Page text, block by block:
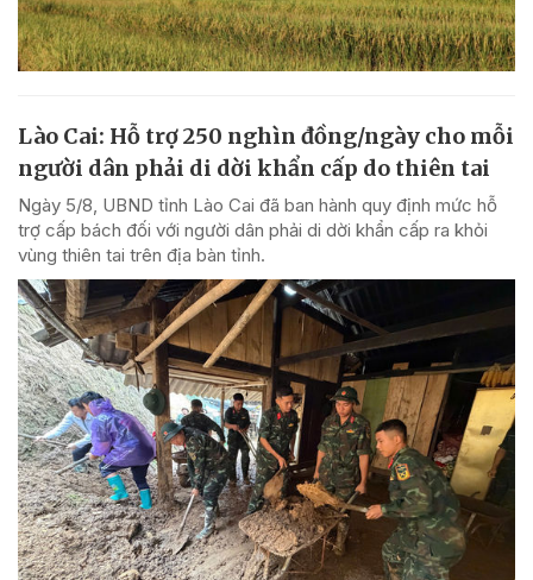
Lào Cai: Hỗ trợ 250 nghìn đồng/ngày cho mỗi
người dân phải di dời khẩn cấp do thiên tai
Ngày 5/8, UBND tỉnh Lào Cai đã ban hành quy định mức hỗ
trợ cấp bách đối với người dân phải di dời khẩn cấp ra khỏi
vùng thiên tai trên địa bàn tỉnh.